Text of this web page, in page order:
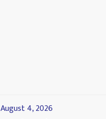
August 4, 2026